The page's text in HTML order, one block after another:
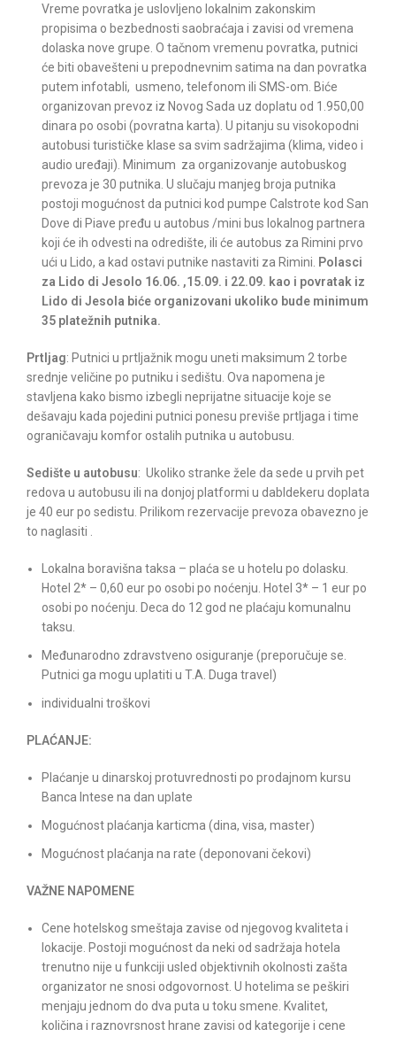
Vreme povratka je uslovljeno lokalnim zakonskim
propisima o bezbednosti saobraćaja i zavisi od vremena
dolaska nove grupe. O tačnom vremenu povratka, putnici
će biti obavešteni u prepodnevnim satima na dan povratka
putem infotabli, usmeno, telefonom ili SMS-om. Biće
organizovan prevoz iz Novog Sada uz doplatu od 1.950,00
dinara po osobi (povratna karta). U pitanju su visokopodni
autobusi turističke klase sa svim sadržajima (klima, video i
audio uređaji). Minimum za organizovanje autobuskog
prevoza je 30 putnika. U slučaju manjeg broja putnika
postoji mogućnost da putnici kod pumpe Calstrote kod San
Dove di Piave pređu u autobus /mini bus lokalnog partnera
koji će ih odvesti na odredište, ili će autobus za Rimini prvo
ući u Lido, a kad ostavi putnike nastaviti za Rimini. Polasci
za Lido di Jesolo 16.06. ,15.09. i 22.09. kao i povratak iz
Lido di Jesola biće organizovani ukoliko bude minimum
35 platežnih putnika.
Prtljag: Putnici u prtljažnik mogu uneti maksimum 2 torbe
srednje veličine po putniku i sedištu. Ova napomena je
stavljena kako bismo izbegli neprijatne situacije koje se
dešavaju kada pojedini putnici ponesu previše prtljaga i time
ograničavaju komfor ostalih putnika u autobusu.
Sedište u autobusu: Ukoliko stranke žele da sede u prvih pet
redova u autobusu ili na donjoj platformi u dabldekeru doplata
je 40 eur po sedistu. Prilikom rezervacije prevoza obavezno je
to naglasiti .
Lokalna boravišna taksa – plaća se u hotelu po dolasku.
Hotel 2* – 0,60 eur po osobi po noćenju. Hotel 3* – 1 eur po
osobi po noćenju. Deca do 12 god ne plaćaju komunalnu
taksu.
Međunarodno zdravstveno osiguranje (preporučuje se.
Putnici ga mogu uplatiti u T.A. Duga travel)
individualni troškovi
PLAĆANJE:
Plaćanje u dinarskoj protuvrednosti po prodajnom kursu
Banca Intese na dan uplate
Mogućnost plaćanja karticma (dina, visa, master)
Mogućnost plaćanja na rate (deponovani čekovi)
VAŽNE NAPOMENE
Cene hotelskog smeštaja zavise od njegovog kvaliteta i
lokacije. Postoji mogućnost da neki od sadržaja hotela
trenutno nije u funkciji usled objektivnih okolnosti zašta
organizator ne snosi odgovornost. U hotelima se peškiri
menjaju jednom do dva puta u toku smene. Kvalitet,
količina i raznovrsnost hrane zavisi od kategorije i cene